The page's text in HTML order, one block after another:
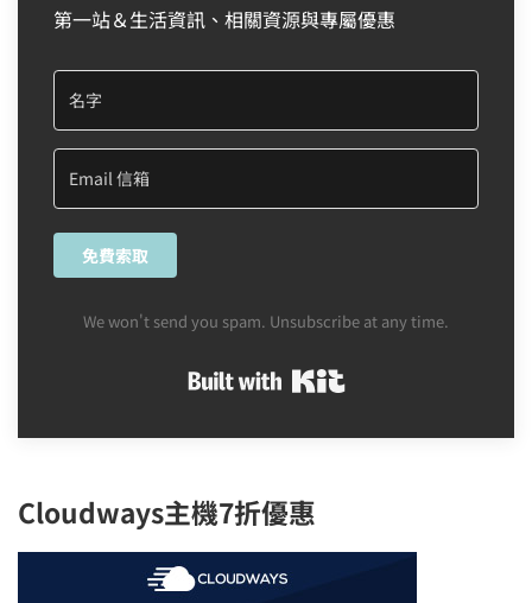
第一站＆生活資訊、相關資源與專屬優惠
免費索取
We won't send you spam. Unsubscribe at any time.
Built with Kit
Cloudways主機7折優惠